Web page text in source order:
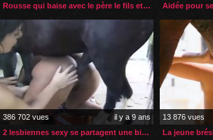
Rousse qui baise avec le père le fils et le chien
386 702 vues
il y a 9 ans
2 lesbiennes sexy se partagent une bite de poney
13 876 vues